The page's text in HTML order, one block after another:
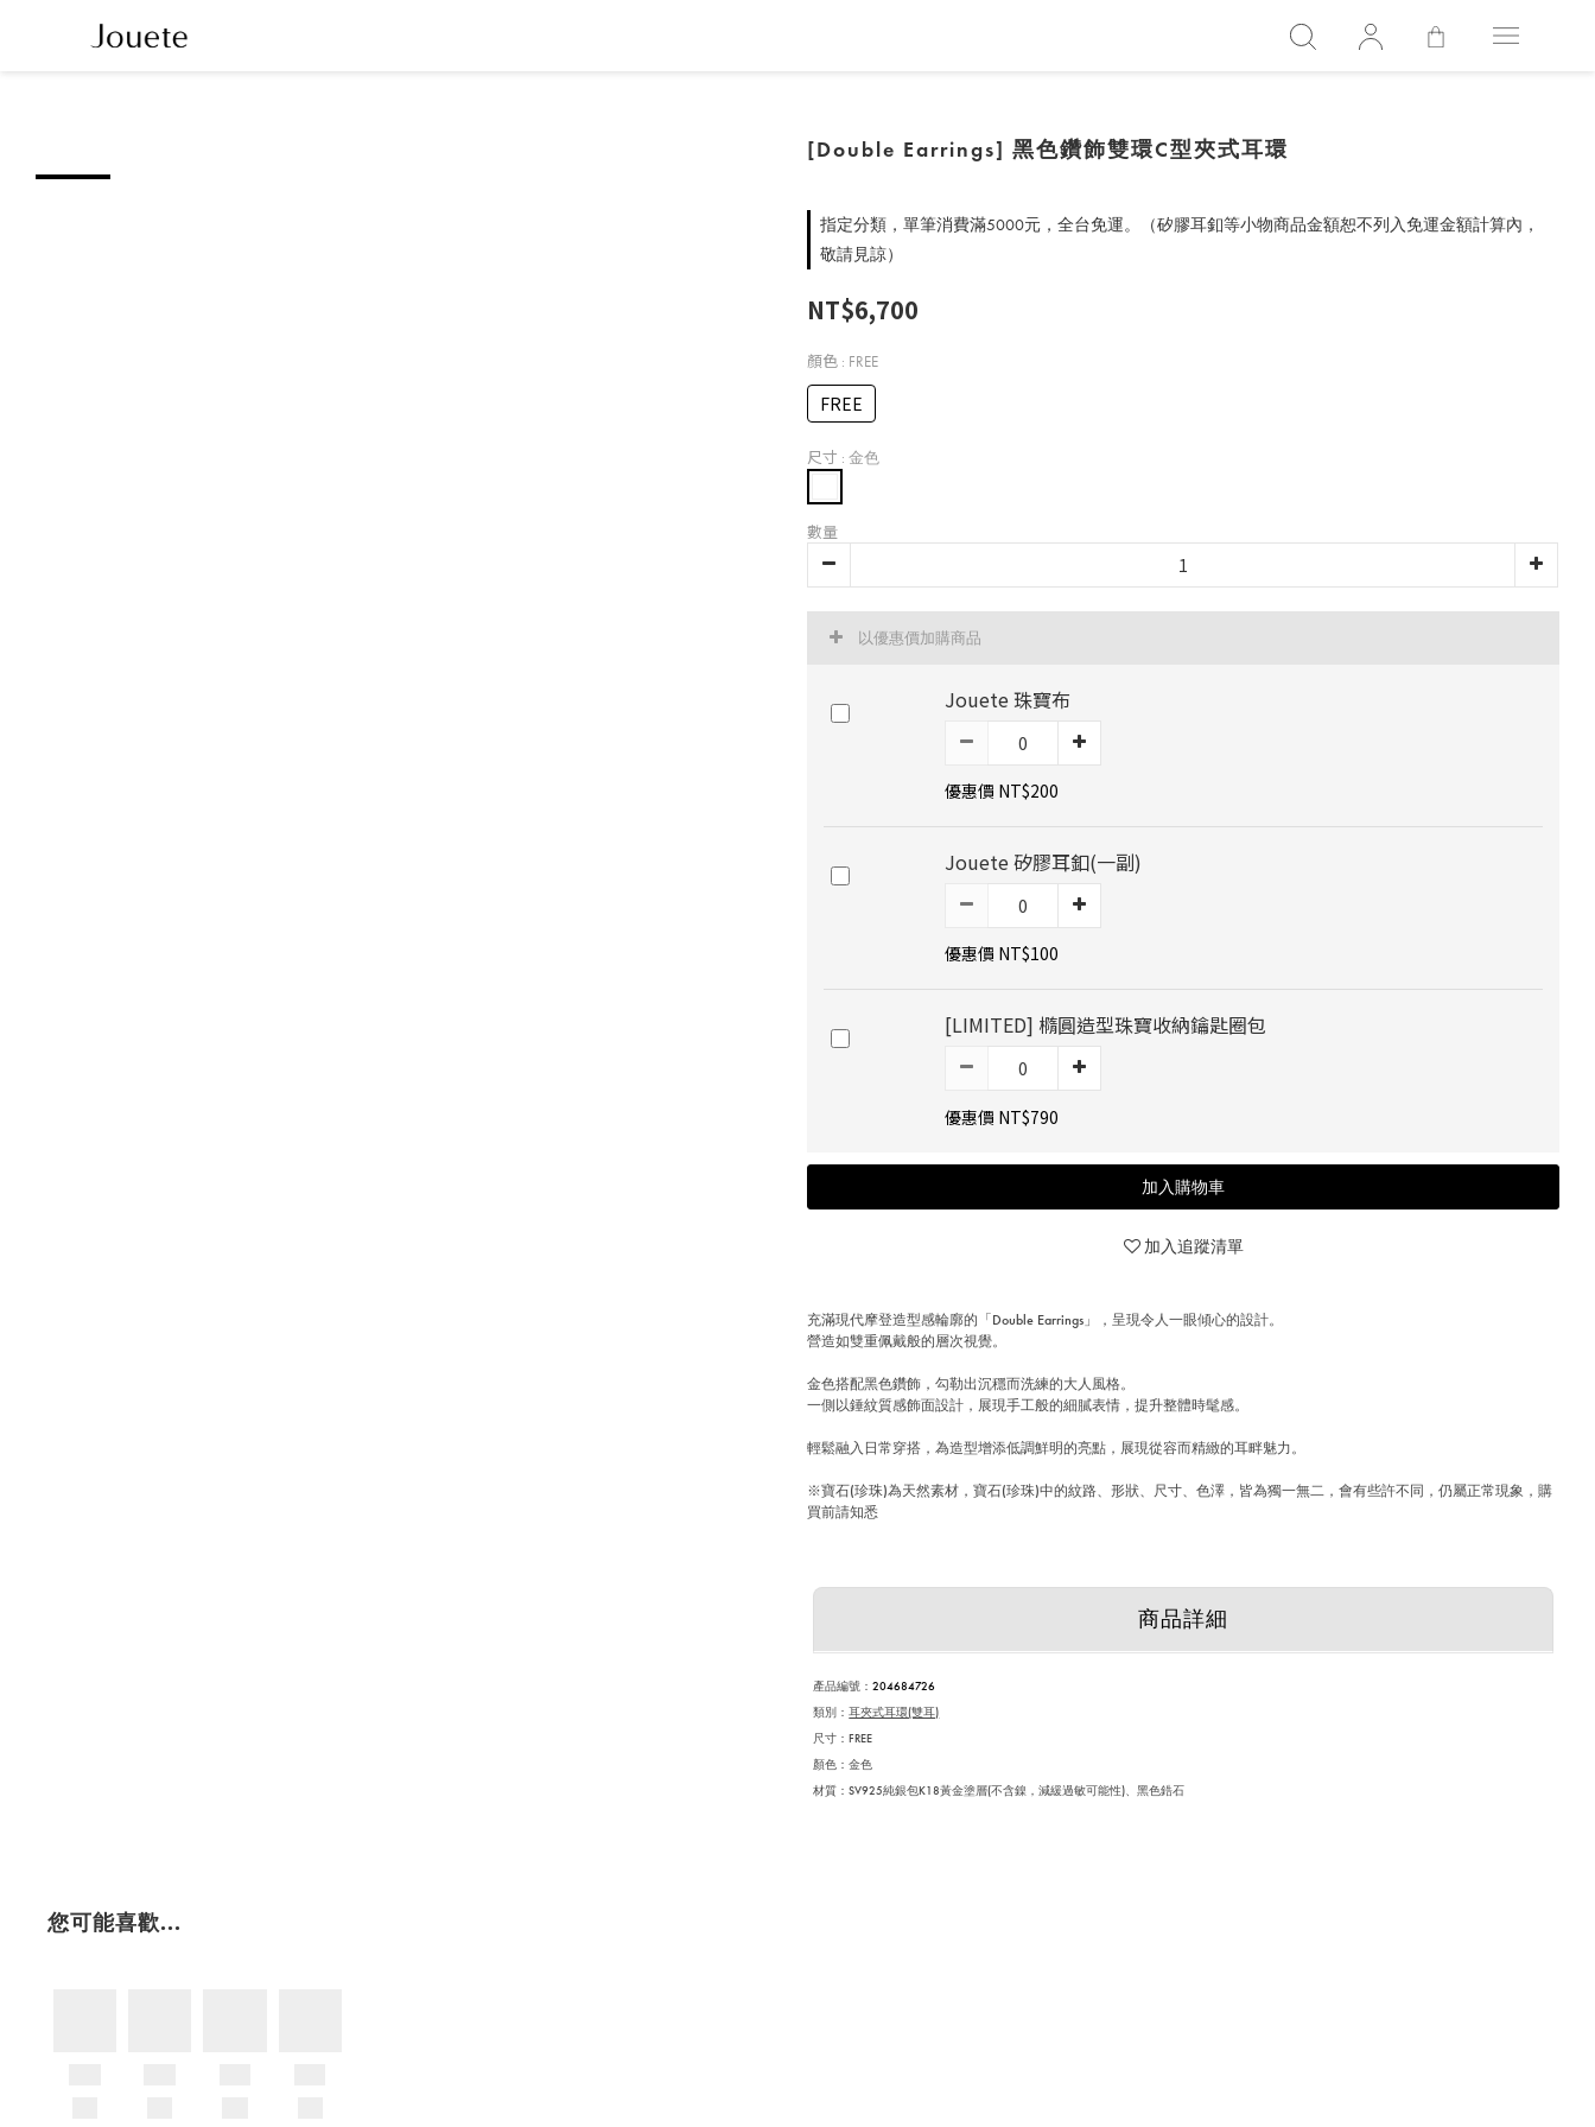
[Double Earrings] 黑色鑽飾雙環C型夾式耳環
指定分類，單筆消費滿5000元，全台免運。（矽膠耳釦等小物商品金額恕不列入免運金額計算內，
敬請見諒）
NT$6,700
顏色 : FREE
FREE
尺寸 : 金色
數量
以優惠價加購商品
Jouete 珠寶布
優惠價 NT$200
Jouete 矽膠耳釦(一副)
優惠價 NT$100
[LIMITED] 橢圓造型珠寶收納鑰匙圈包
優惠價 NT$790
加入購物車
加入追蹤清單
充滿現代摩登造型感輪廓的「Double Earrings」，呈現令人一眼傾心的設計。
營造如雙重佩戴般的層次視覺。
金色搭配黑色鑽飾，勾勒出沉穩而洗練的大人風格。
一側以錘紋質感飾面設計，展現手工般的細膩表情，提升整體時髦感。
輕鬆融入日常穿搭，為造型增添低調鮮明的亮點，展現從容而精緻的耳畔魅力。
※寶石(珍珠)為天然素材，寶石(珍珠)中的紋路、形狀、尺寸、色澤，皆為獨一無二，會有些許不同，仍屬正常現象，購
買前請知悉
商品詳細
產品編號 ：204684726
類別：耳夾式耳環(雙耳)
尺寸：FREE
顏色：金色
材質：SV925純銀包K18黃金塗層(不含鎳，減緩過敏可能性)、黑色鋯石
您可能喜歡...